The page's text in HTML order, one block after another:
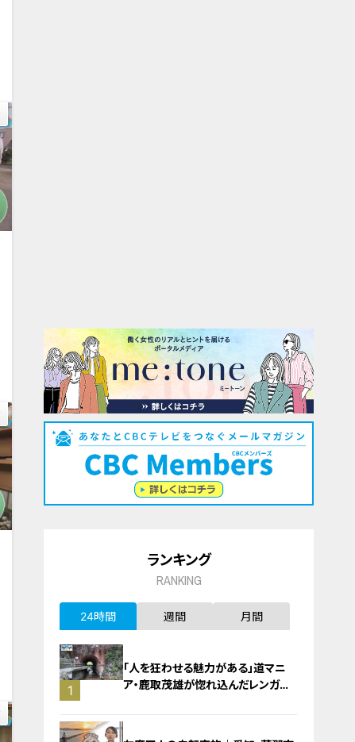
ランキング
RANKING
24時間 週間 月間
1
「人を狂わせる魅力がある」道マニ
ア・鹿取茂雄が惚れ込んだレンガの